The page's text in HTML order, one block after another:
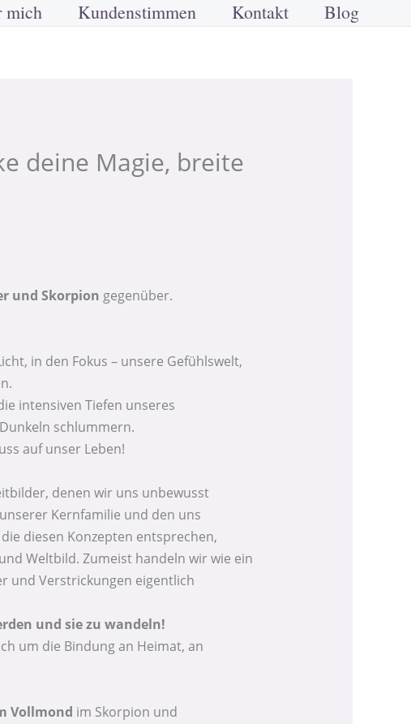
mich Kundenstimmen Kontakt Blog
deine Magie, breite
und Skorpion gegenüber.
in den Fokus – unsere Gefühlswelt,
intensiven Tiefen unseres
schlummern.
auf unser Leben!
denen wir uns unbewusst
Kernfamilie und den uns
diesen Konzepten entsprechen,
Weltbild. Zumeist handeln wir wie ein
und Verstrickungen eigentlich
und sie zu wandeln!
um die Bindung an Heimat, an
Vollmond im Skorpion und